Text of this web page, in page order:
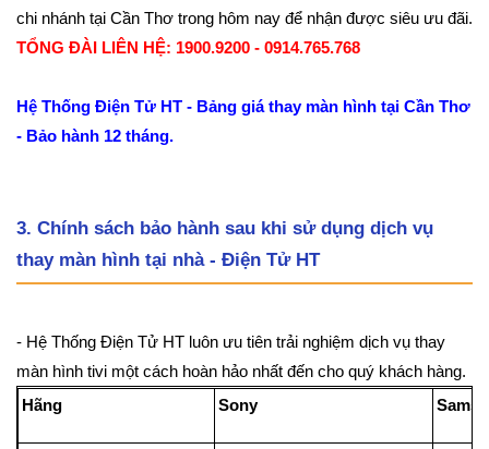
chi nhánh tại Cần Thơ trong hôm nay để nhận được siêu ưu đãi.
TỔNG ĐÀI LIÊN HỆ: 1900.9200 - 0914.765.768
Hệ Thống Điện Tử HT - Bảng giá thay màn hình tại Cần Thơ
- Bảo hành 12 tháng.
3. Chính sách bảo hành sau khi sử dụng dịch vụ
thay màn hình tại nhà - Điện Tử HT
- Hệ Thống Điện Tử HT luôn ưu tiên trải nghiệm dịch vụ thay
màn hình tivi một cách hoàn hảo nhất đến cho quý khách hàng.
Hãng
Sony